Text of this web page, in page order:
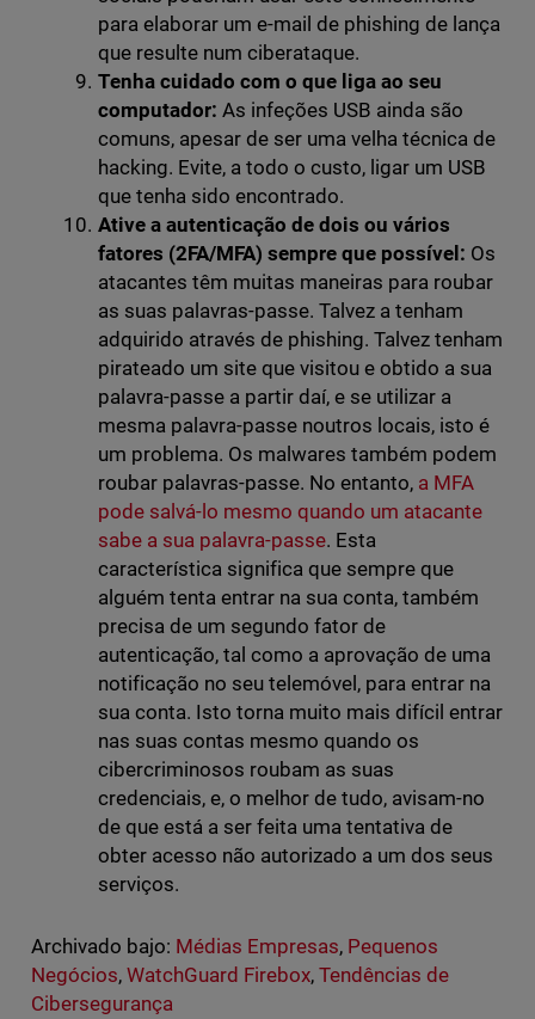
para elaborar um e-mail de phishing de lança
que resulte num ciberataque.
Tenha cuidado com o que liga ao seu
computador: As infeções USB ainda são
comuns, apesar de ser uma velha técnica de
hacking. Evite, a todo o custo, ligar um USB
que tenha sido encontrado.
Ative a autenticação de dois ou vários
fatores (2FA/MFA) sempre que possível: Os
atacantes têm muitas maneiras para roubar
as suas palavras-passe. Talvez a tenham
adquirido através de phishing. Talvez tenham
pirateado um site que visitou e obtido a sua
palavra-passe a partir daí, e se utilizar a
mesma palavra-passe noutros locais, isto é
um problema. Os malwares também podem
roubar palavras-passe. No entanto, a MFA
pode salvá-lo mesmo quando um atacante
sabe a sua palavra-passe. Esta
característica significa que sempre que
alguém tenta entrar na sua conta, também
precisa de um segundo fator de
autenticação, tal como a aprovação de uma
notificação no seu telemóvel, para entrar na
sua conta. Isto torna muito mais difícil entrar
nas suas contas mesmo quando os
cibercriminosos roubam as suas
credenciais, e, o melhor de tudo, avisam-no
de que está a ser feita uma tentativa de
obter acesso não autorizado a um dos seus
serviços.
Archivado bajo: Médias Empresas, Pequenos
Negócios, WatchGuard Firebox,Tendências de
Cibersegurança